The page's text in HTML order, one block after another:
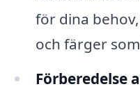
för dina
och färger
Förberedelse